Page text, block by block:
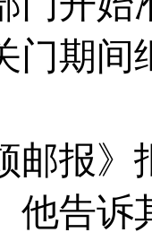
门期间
报》
他告诉